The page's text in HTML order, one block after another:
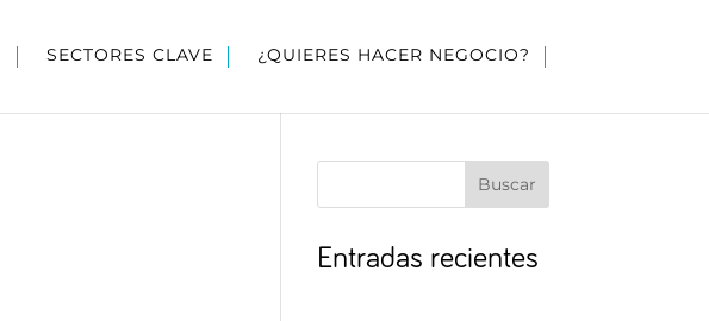
SECTORES CLAVE ¿QUIERES HACER NEGOCIO?
Buscar
Entradas recientes